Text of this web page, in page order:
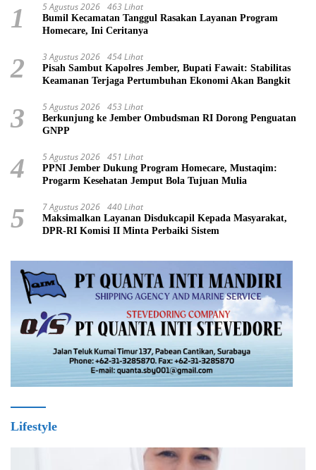
1 5 Agustus 2026 463 Lihat
Bumil Kecamatan Tanggul Rasakan Layanan Program
Homecare, Ini Ceritanya
2 3 Agustus 2026 454 Lihat
Pisah Sambut Kapolres Jember, Bupati Fawait: Stabilitas
Keamanan Terjaga Pertumbuhan Ekonomi Akan Bangkit
3 5 Agustus 2026 453 Lihat
Berkunjung ke Jember Ombudsman RI Dorong Penguatan
GNPP
4 5 Agustus 2026 451 Lihat
PPNI Jember Dukung Program Homecare, Mustaqim:
Progarm Kesehatan Jemput Bola Tujuan Mulia
5 7 Agustus 2026 440 Lihat
Maksimalkan Layanan Disdukcapil Kepada Masyarakat,
DPR-RI Komisi II Minta Perbaiki Sistem
Lifestyle